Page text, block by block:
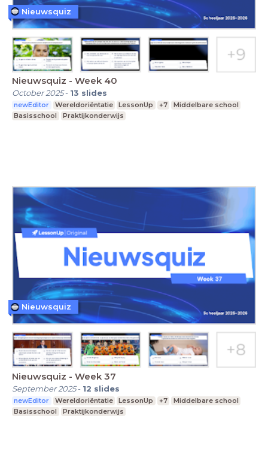
Nieuwsquiz - Week 40
October 2025- 13 slides
newEditor Wereldoriëntatie LessonUp +7
Middelbare school
Basisschool
Praktijkonderwijs
Nieuwsquiz
Nieuwsquiz - Week 37
September 2025- 12 slides
newEditor Wereldoriëntatie LessonUp +7
Middelbare school
Basisschool
Praktijkonderwijs
Nieuwsquiz